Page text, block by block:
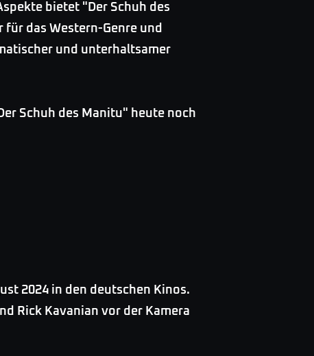
bietet "Der Schuh des
das Western-Genre und
und unterhaltsamer
Schuh des Manitu" heute noch
2024 in den deutschen Kinos.
Rick Kavanian vor der Kamera